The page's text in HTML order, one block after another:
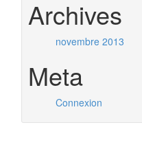
Archives
novembre 2013
Meta
Connexion